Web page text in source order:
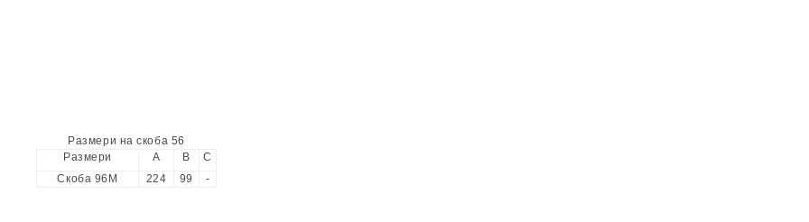
Размери на скоба 56
Размери
А В
С
Скоба 96M
224 99 -